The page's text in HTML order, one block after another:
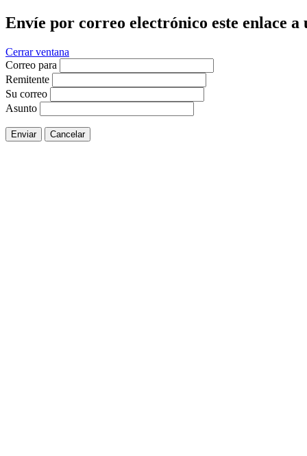
Envíe por correo electrónico este enlace a
Cerrar ventana
Correo para
Remitente
Su correo
Asunto
Enviar Cancelar